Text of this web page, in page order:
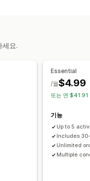
세요.
Essential
$4.99
/월
또는 연 $41.91
기능
Up to 5
Includes
Unlimited
Multiple